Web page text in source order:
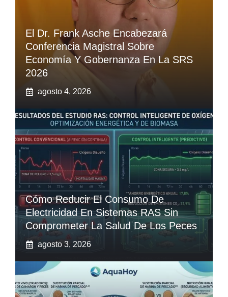
El Dr. Frank Asche Encabezará
Conferencia Magistral Sobre
Economía Y Gobernanza En La SRS
2026
agosto 4, 2026
Cómo Reducir El Consumo De
Electricidad En Sistemas RAS Sin
Comprometer La Salud De Los Peces
agosto 3, 2026